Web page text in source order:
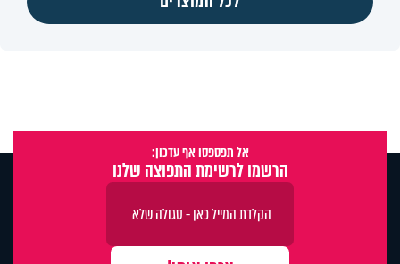
אל תפספסו אף עדכון:
הרשמו לרשימת התפוצה שלנו